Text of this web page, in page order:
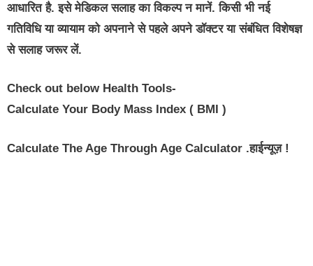
आधारित है. इसे मेडिकल सलाह का विकल्प न मानें. किसी भी नई
गतिविधि या व्यायाम को अपनाने से पहले अपने डॉक्टर या संबंधित विशेषज्ञ
से सलाह जरूर लें.
Check out below Health Tools-
Calculate Your Body Mass Index ( BMI )
Calculate The Age Through Age Calculator .हाईन्यूज़ !